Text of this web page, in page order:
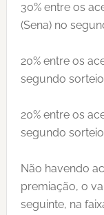
30% entre os
(Sena) no
20% entre os
segundo
20% entre os
segundo
Não havendo
premiação, o
seguinte, na